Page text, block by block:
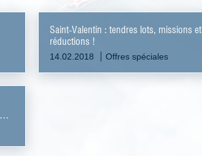
Saint-Valentin : tendres lots, missions et
réductions !
14.02.2018 Offres spéciales